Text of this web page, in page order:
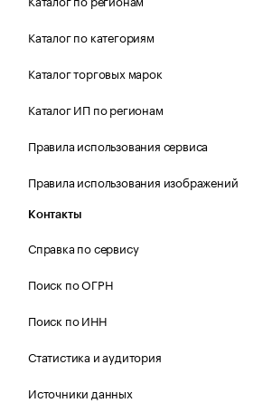
Каталог по категориям
Каталог торговых марок
Каталог ИП по регионам
Правила использования сервиса
Правила использования изображений
Контакты
Справка по сервису
Поиск по ОГРН
Поиск по ИНН
Статистика и аудитория
Источники данных